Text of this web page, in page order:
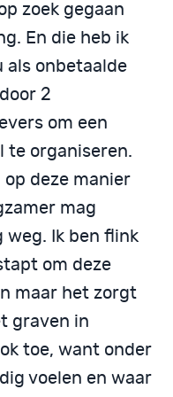
zoek gegaan
En die heb ik
als onbetaalde
2
om een
te organiseren.
op deze manier
mag
weg. Ik ben flink
om deze
maar het zorgt
graven in
toe, want onder
voelen en waar